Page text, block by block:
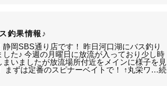
釣果情報♪
静岡SBS通り店です！ 昨日河口湖にバス釣り
した♪ 今週の月曜日に放流が入っており少し時
まいましたが放流場所付近をメインに様子を見
まずは定番のスピナーベイトで！ ↑丸栄ワ…続